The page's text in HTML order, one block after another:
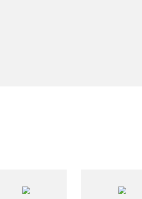
gördüğünüz noktaları öneri formunu kullanarak